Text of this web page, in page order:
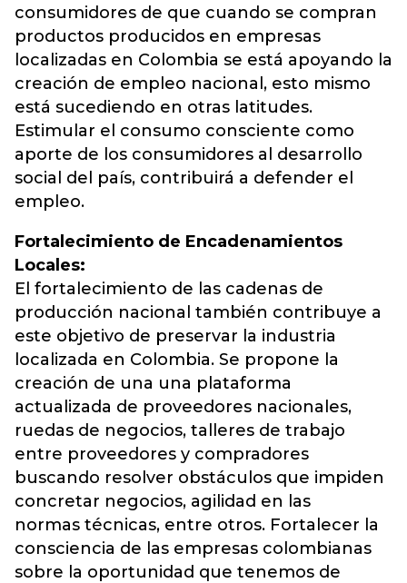
consumidores de que cuando se compran
productos producidos en empresas
localizadas en Colombia se está apoyando la
creación de empleo nacional, esto mismo
está sucediendo en otras latitudes.
Estimular el consumo consciente como
aporte de los consumidores al desarrollo
social del país, contribuirá a defender el
empleo.
Fortalecimiento de Encadenamientos
Locales:
El fortalecimiento de las cadenas de
producción nacional también contribuye a
este objetivo de preservar la industria
localizada en Colombia. Se propone la
creación de una una plataforma
actualizada de proveedores nacionales,
ruedas de negocios, talleres de trabajo
entre proveedores y compradores
buscando resolver obstáculos que impiden
concretar negocios, agilidad en las
normas técnicas, entre otros. Fortalecer la
consciencia de las empresas colombianas
sobre la oportunidad que tenemos de